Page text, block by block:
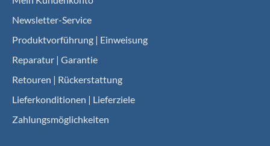
Newsletter-Service
Produktvorführung | Einweisung
Reparatur | Garantie
Retouren | Rückerstattung
Lieferkonditionen | Lieferziele
Zahlungsmöglichkeiten